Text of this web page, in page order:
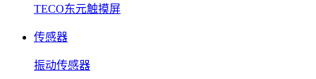
TECO东元触摸屏
传感器
振动传感器